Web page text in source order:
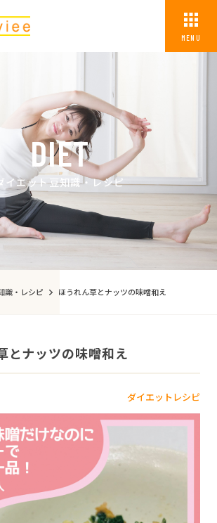
MENU
DIET
イエット豆知識・レシピ
識・レシピ ほうれん草とナッツの味噌和え
とナッツの味噌和え
ダイエットレシピ